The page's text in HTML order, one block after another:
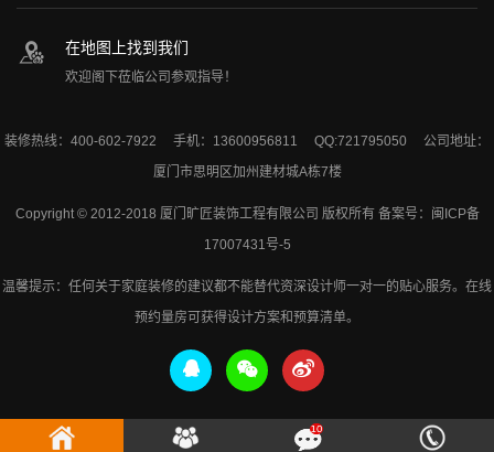
在地图上找到我们
欢迎阁下莅临公司参观指导！
装修热线：400-602-7922 手机：13600956811 QQ:721795050 公司地址：
厦门市思明区加州建材城A栋7楼
Copyright © 2012-2018 厦门旷匠装饰工程有限公司 版权所有 备案号：
闽ICP备
17007431号-5
温馨提示：任何关于家庭装修的建议都不能替代资深设计师一对一的贴心服务。在线
预约量房可获得设计方案和预算清单。